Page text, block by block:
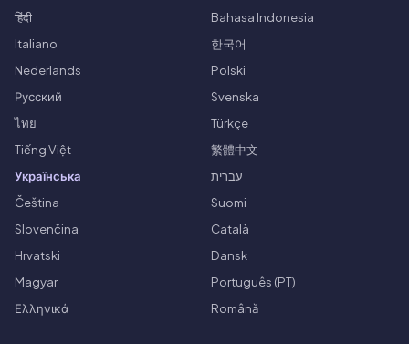
हिंदी
Bahasa Indonesia
Italiano
한국어
Nederlands
Polski
Русский
Svenska
ไทย
Türkçe
Tiếng Việt
繁體中文
Українська
עברית
Čeština
Suomi
Slovenčina
Català
Hrvatski
Dansk
Magyar
Português (PT)
Ελληνικά
Română